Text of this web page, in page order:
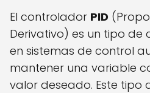
El controlador PID
Derivativo) es un tipo
en sistemas de control
mantener una variable
valor deseado. Este tipo